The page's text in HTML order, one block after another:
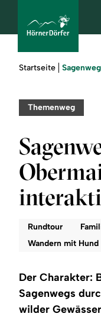
Urlaub
buchen
Sommer
Winter
Region
Service
Sie
Startseite
Themenweg
Rundtour
Wandern mit Hund
Der Charakter:
Sagenwegs
wilder